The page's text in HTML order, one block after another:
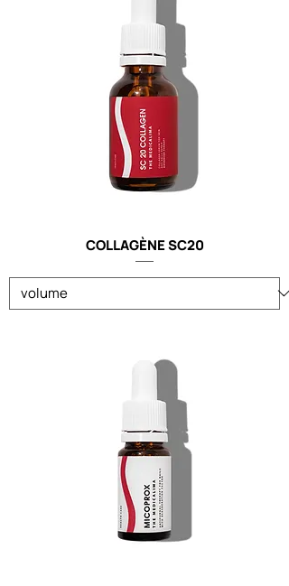
COLLAGÈNE SC20